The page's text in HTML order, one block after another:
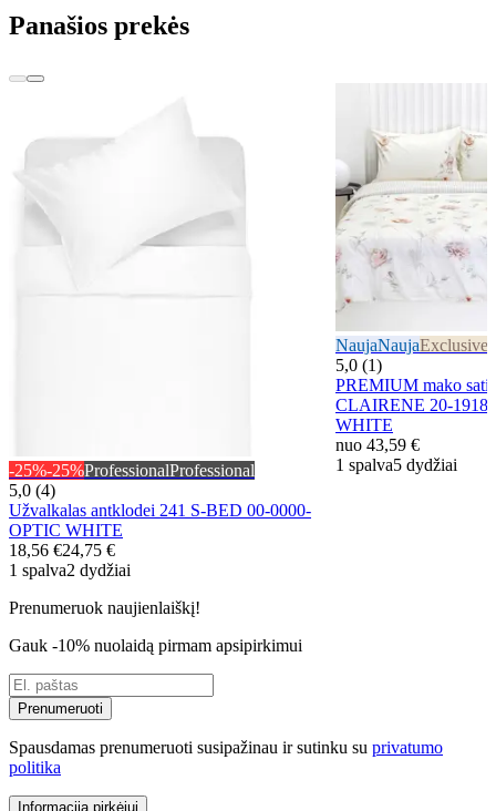
Panašios prekės
-25%-25%ProfessionalProfessional
5,0 (4)
Užvalkalas antklodei 241 S-BED 00-0000-
OPTIC WHITE
18,56 €24,75 €
1 spalva2 dydžiai
NaujaNaujaExclusive
5,0 (1)
PREMIUM mako
CLAIRENE 20-1918/
WHITE
nuo 43,59 €
1 spalva5 dydžiai
Prenumeruok naujienlaiškį!
Gauk -10% nuolaidą pirmam apsipirkimui
Prenumeruoti
Spausdamas prenumeruoti susipažinau ir sutinku su privatumo
politika
Informacija pirkėjui